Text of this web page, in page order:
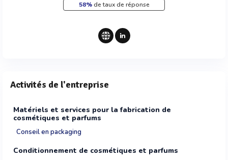
58%de taux de réponse
Activités de l'entreprise
Matériels et services pour la fabrication de
cosmétiques et parfums
Conseil en packaging
Conditionnement de cosmétiques et parfums